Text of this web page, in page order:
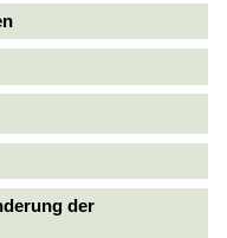
der